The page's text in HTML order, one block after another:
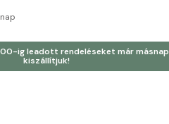
ig leadott rendeléseket már másnap
kiszállítjuk!